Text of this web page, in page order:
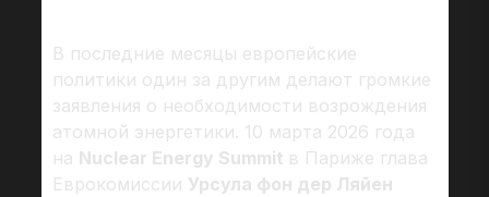
В последние месяцы европейские
политики один за другим делают громкие
заявления о необходимости возрождения
атомной энергетики. 10 марта 2026 года
на Nuclear Energy Summit в Париже глава
Еврокомиссии Урсула фон дер Ляйен